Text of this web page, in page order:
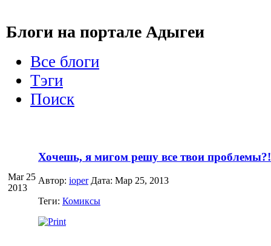
Блоги на портале Адыгеи
Все блоги
Тэги
Поиск
Mar 25
2013
Хочешь, я мигом решу все твои проблемы?!
Автор: ioper Дата: Мар 25, 2013
Теги: Комиксы